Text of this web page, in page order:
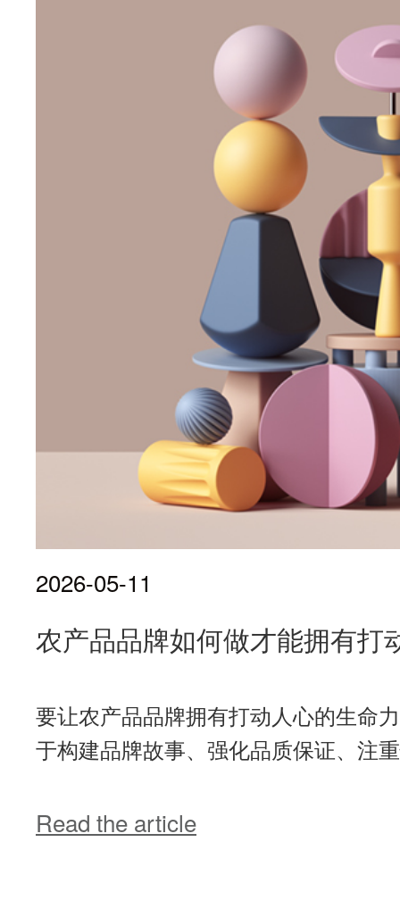
2026-05-11
农产品品牌如何做才能拥有打
要让农产品品牌拥有打动人心的生命
于构建品牌故事、强化品质保证、注
Read the article